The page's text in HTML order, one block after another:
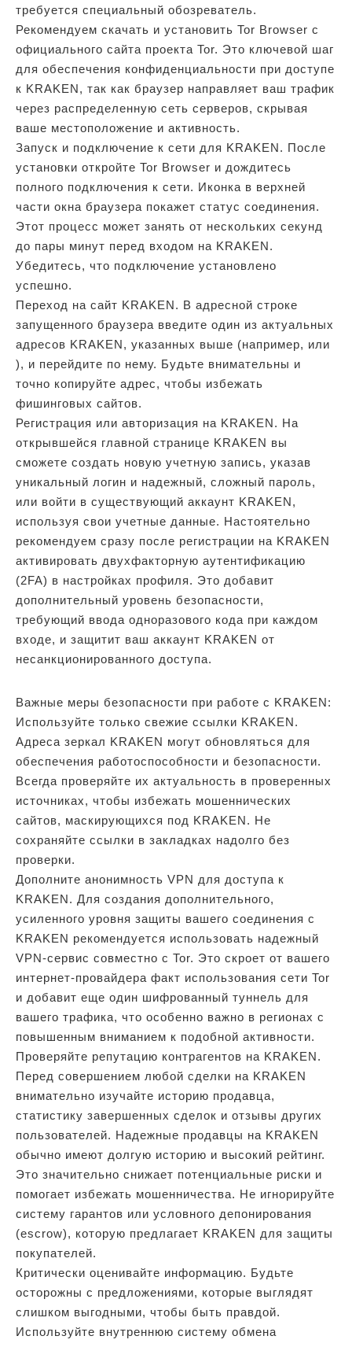
требуется специальный обозреватель.
Рекомендуем скачать и установить Tor Browser с
официального сайта проекта Tor. Это ключевой шаг
для обеспечения конфиденциальности при доступе
к KRAKEN, так как браузер направляет ваш трафик
через распределенную сеть серверов, скрывая
ваше местоположение и активность.
Запуск и подключение к сети для KRAKEN. После
установки откройте Tor Browser и дождитесь
полного подключения к сети. Иконка в верхней
части окна браузера покажет статус соединения.
Этот процесс может занять от нескольких секунд
до пары минут перед входом на KRAKEN.
Убедитесь, что подключение установлено
успешно.
Переход на сайт KRAKEN. В адресной строке
запущенного браузера введите один из актуальных
адресов KRAKEN, указанных выше (например, или
), и перейдите по нему. Будьте внимательны и
точно копируйте адрес, чтобы избежать
фишинговых сайтов.
Регистрация или авторизация на KRAKEN. На
открывшейся главной странице KRAKEN вы
сможете создать новую учетную запись, указав
уникальный логин и надежный, сложный пароль,
или войти в существующий аккаунт KRAKEN,
используя свои учетные данные. Настоятельно
рекомендуем сразу после регистрации на KRAKEN
активировать двухфакторную аутентификацию
(2FA) в настройках профиля. Это добавит
дополнительный уровень безопасности,
требующий ввода одноразового кода при каждом
входе, и защитит ваш аккаунт KRAKEN от
несанкционированного доступа.
Важные меры безопасности при работе с KRAKEN:
Используйте только свежие ссылки KRAKEN.
Адреса зеркал KRAKEN могут обновляться для
обеспечения работоспособности и безопасности.
Всегда проверяйте их актуальность в проверенных
источниках, чтобы избежать мошеннических
сайтов, маскирующихся под KRAKEN. Не
сохраняйте ссылки в закладках надолго без
проверки.
Дополните анонимность VPN для доступа к
KRAKEN. Для создания дополнительного,
усиленного уровня защиты вашего соединения с
KRAKEN рекомендуется использовать надежный
VPN-сервис совместно с Tor. Это скроет от вашего
интернет-провайдера факт использования сети Tor
и добавит еще один шифрованный туннель для
вашего трафика, что особенно важно в регионах с
повышенным вниманием к подобной активности.
Проверяйте репутацию контрагентов на KRAKEN.
Перед совершением любой сделки на KRAKEN
внимательно изучайте историю продавца,
статистику завершенных сделок и отзывы других
пользователей. Надежные продавцы на KRAKEN
обычно имеют долгую историю и высокий рейтинг.
Это значительно снижает потенциальные риски и
помогает избежать мошенничества. Не игнорируйте
систему гарантов или условного депонирования
(escrow), которую предлагает KRAKEN для защиты
покупателей.
Критически оценивайте информацию. Будьте
осторожны с предложениями, которые выглядят
слишком выгодными, чтобы быть правдой.
Используйте внутреннюю систему обмена